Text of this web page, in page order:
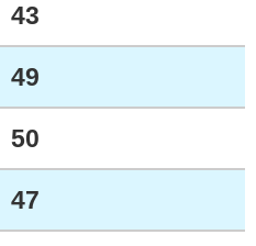
43
49
50
47